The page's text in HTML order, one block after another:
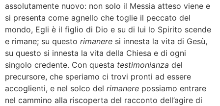
assolutamente nuovo: non solo il Messia atteso viene e
si presenta come agnello che toglie il peccato del
mondo, Egli è il figlio di Dio e su di lui lo Spirito scende
e rimane; su questo rimanere si innesta la vita di Gesù,
su questo si innesta la vita della Chiesa e di ogni
singolo credente. Con questa testimonianza del
precursore, che speriamo ci trovi pronti ad essere
accoglienti, e nel solco del rimanere possiamo entrare
nel cammino alla riscoperta del racconto dell’agire di